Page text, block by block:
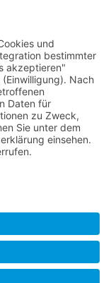
in Familie,